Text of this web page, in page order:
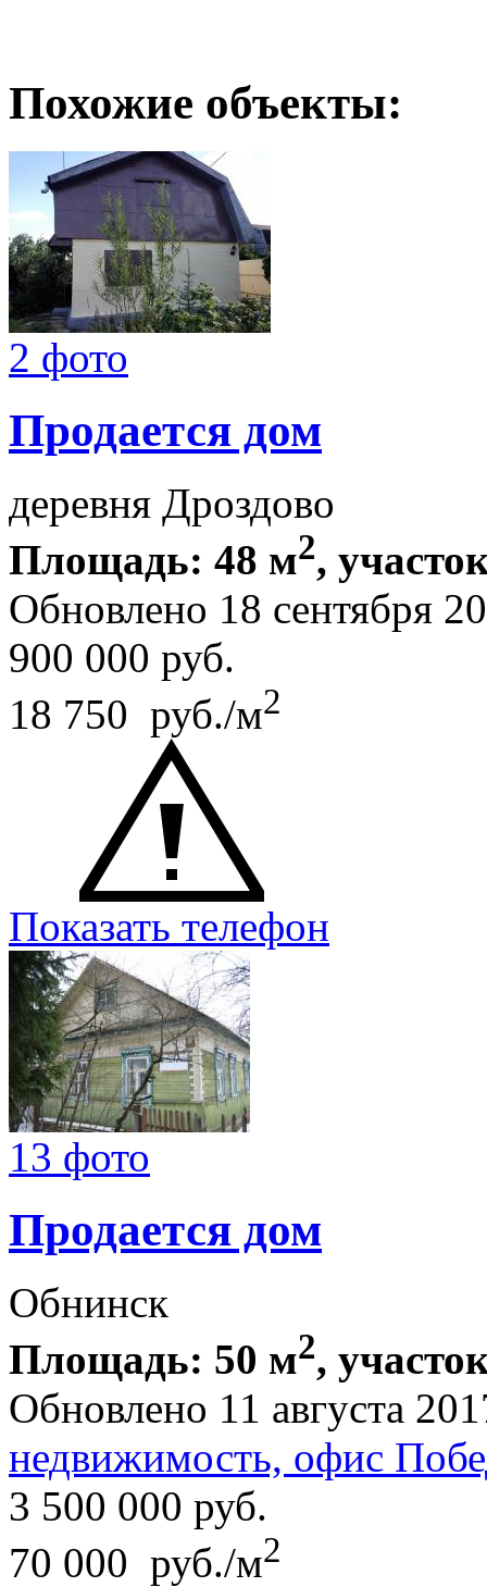
Похожие объекты:
2 фото
Продается дом
деревня Дроздово
Площадь: 48 м2,
Обновлено 18 сентября
900 000 руб.
18 750 руб./м2
Показать телефон
13 фото
Продается дом
Обнинск
Площадь: 50 м2,
Обновлено 11 августа
недвижимость, офис
3 500 000 руб.
70 000 руб./м2